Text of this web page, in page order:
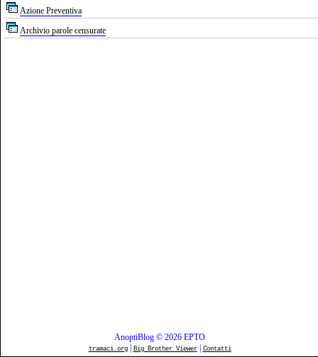
Azione Preventiva
Archivio parole censurate
AnoptiBlog © 2026 EPTO
tramaci.org| Big Brother Viewer| Contatti